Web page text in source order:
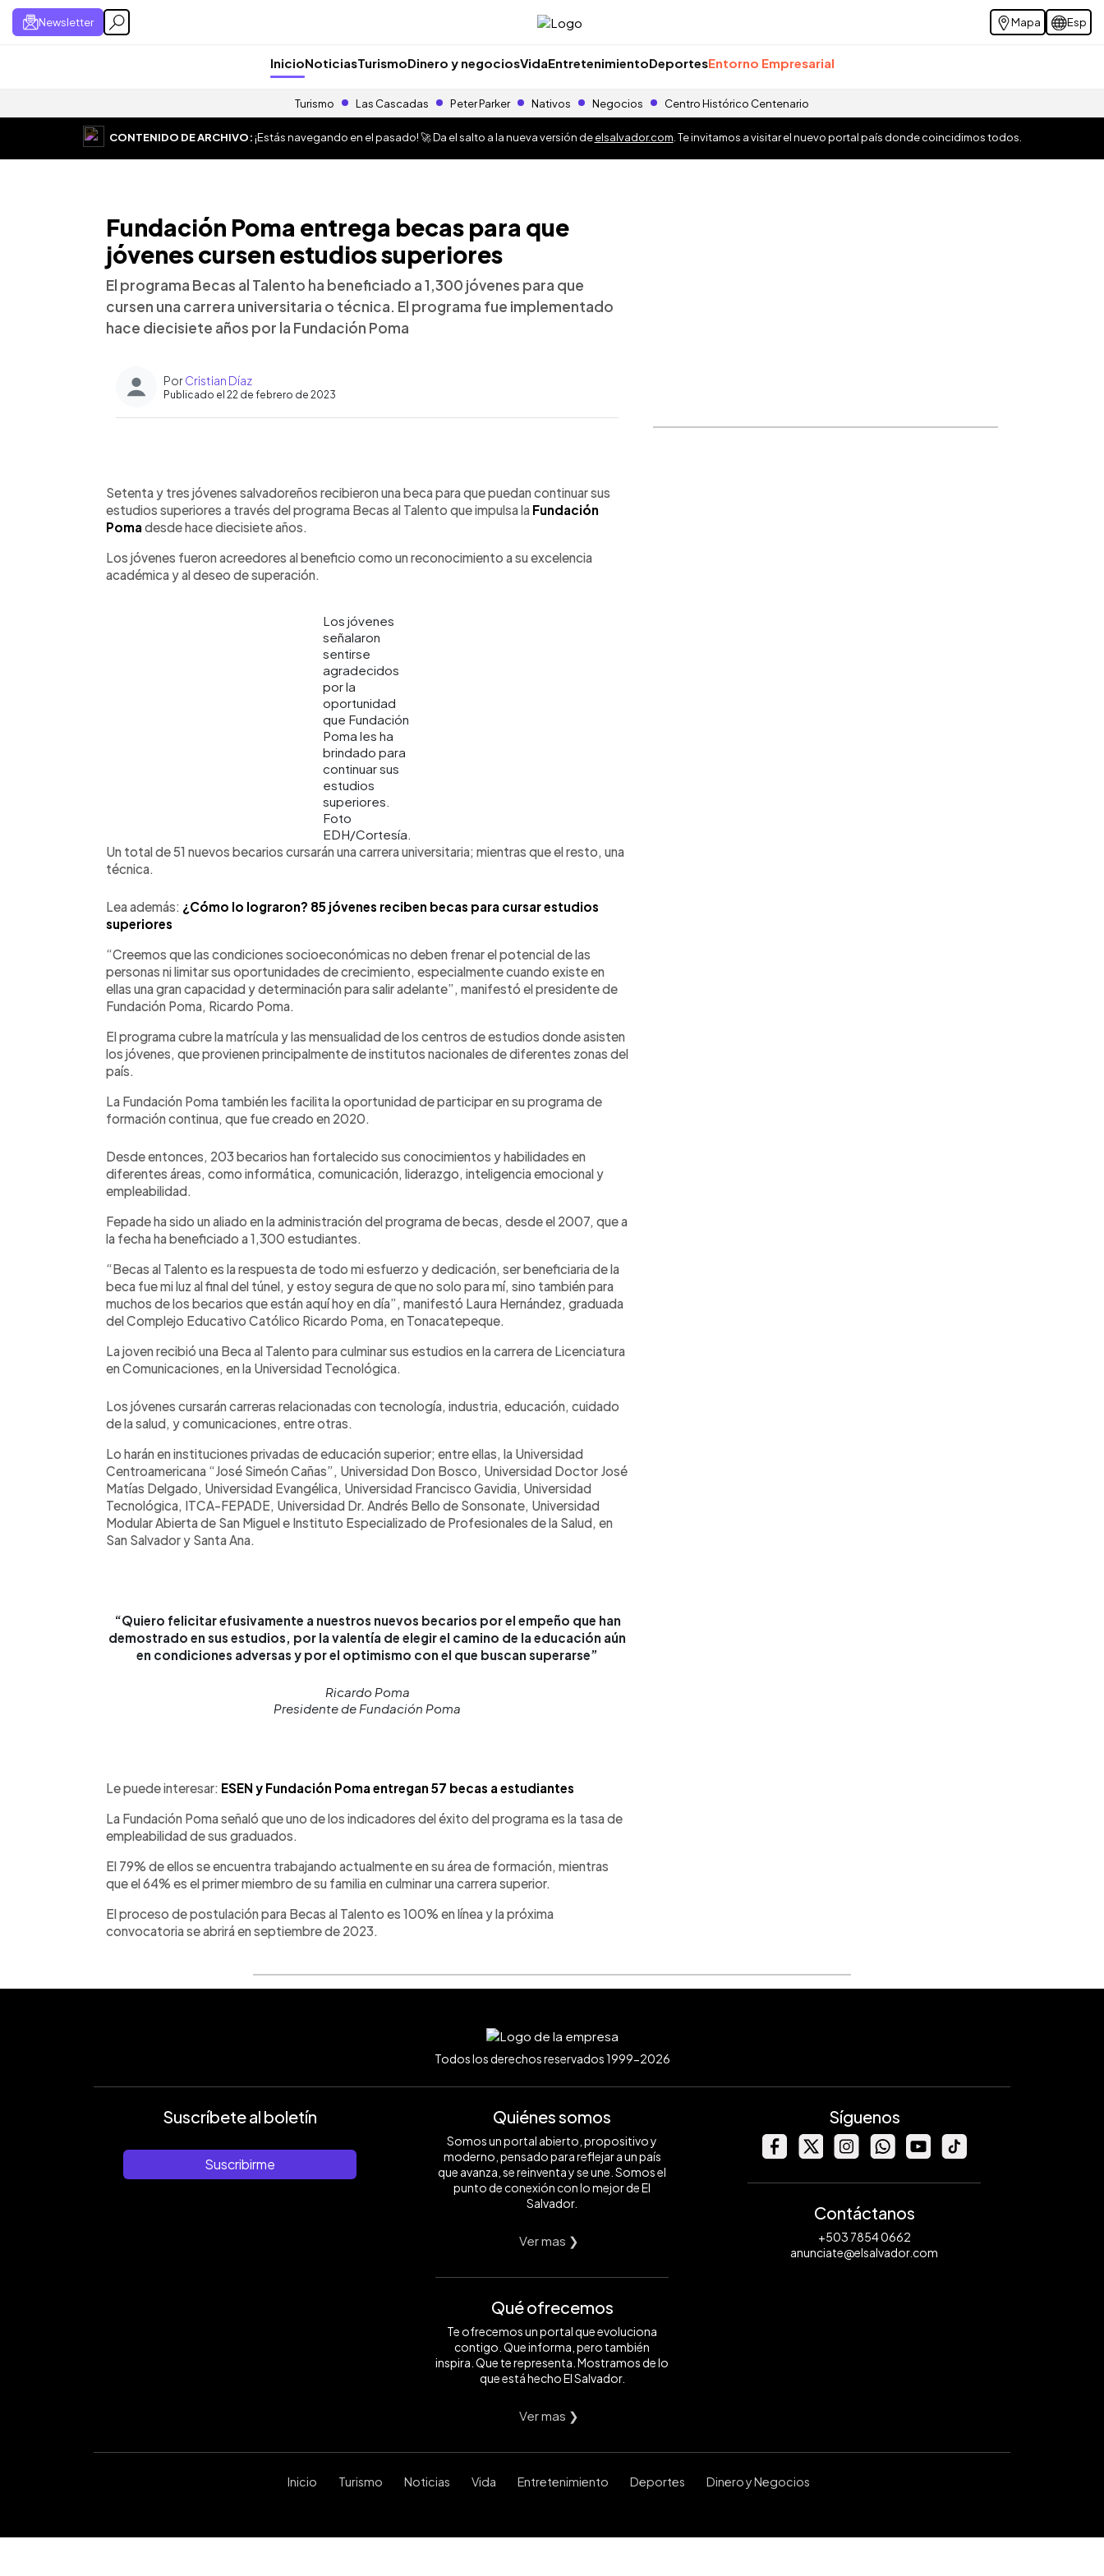
Newsletter Mapa Esp
InicioNoticiasTurismoDinero y negociosVidaEntretenimientoDeportesEntorno Empresarial
Turismo Las Cascadas Peter Parker Nativos Negocios Centro Histórico Centenario
CONTENIDO DE ARCHIVO:¡Estás navegando en el pasado! 🚀 Da el salto a la nueva versión deelsalvador.com . Te invitamos a visitar el nuevo portal país donde coincidimos todos.
Fundación Poma entrega becas para que
jóvenes cursen estudios superiores
El programa Becas al Talento ha beneficiado a 1,300 jóvenes para que
cursen una carrera universitaria o técnica. El programa fue implementado
hace diecisiete años por la Fundación Poma
PorCristian Díaz
Publicado el 22 de febrero de 2023
► Escuchar artículo
Setenta y tres jóvenes salvadoreños recibieron una beca para que puedan continuar sus
estudios superiores a través del programa Becas al Talento que impulsa la Fundación
Poma desde hace diecisiete años.
Los jóvenes fueron acreedores al beneficio como un reconocimiento a su excelencia
académica y al deseo de superación.
Los jóvenes
señalaron
sentirse
agradecidos
por la
oportunidad
que Fundación
Poma les ha
brindado para
continuar sus
estudios
superiores.
Foto
EDH/Cortesía.
Un total de 51 nuevos becarios cursarán una carrera universitaria; mientras que el resto, una
técnica.
Lea además: ¿Cómo lo lograron? 85 jóvenes reciben becas para cursar estudios
superiores
“Creemos que las condiciones socioeconómicas no deben frenar el potencial de las
personas ni limitar sus oportunidades de crecimiento, especialmente cuando existe en
ellas una gran capacidad y determinación para salir adelante”, manifestó el presidente de
Fundación Poma, Ricardo Poma.
El programa cubre la matrícula y las mensualidad de los centros de estudios donde asisten
los jóvenes, que provienen principalmente de institutos nacionales de diferentes zonas del
país.
La Fundación Poma también les facilita la oportunidad de participar en su programa de
formación continua, que fue creado en 2020.
Desde entonces, 203 becarios han fortalecido sus conocimientos y habilidades en
diferentes áreas, como informática, comunicación, liderazgo, inteligencia emocional y
empleabilidad.
Fepade ha sido un aliado en la administración del programa de becas, desde el 2007, que a
la fecha ha beneficiado a 1,300 estudiantes.
“Becas al Talento es la respuesta de todo mi esfuerzo y dedicación, ser beneficiaria de la
beca fue mi luz al final del túnel, y estoy segura de que no solo para mí, sino también para
muchos de los becarios que están aquí hoy en día”, manifestó Laura Hernández, graduada
del Complejo Educativo Católico Ricardo Poma, en Tonacatepeque.
La joven recibió una Beca al Talento para culminar sus estudios en la carrera de Licenciatura
en Comunicaciones, en la Universidad Tecnológica.
Los jóvenes cursarán carreras relacionadas con tecnología, industria, educación, cuidado
de la salud, y comunicaciones, entre otras.
Lo harán en instituciones privadas de educación superior; entre ellas, la Universidad
Centroamericana “José Simeón Cañas”, Universidad Don Bosco, Universidad Doctor José
Matías Delgado, Universidad Evangélica, Universidad Francisco Gavidia, Universidad
Tecnológica, ITCA-FEPADE, Universidad Dr. Andrés Bello de Sonsonate, Universidad
Modular Abierta de San Miguel e Instituto Especializado de Profesionales de la Salud, en
San Salvador y Santa Ana.
“Quiero felicitar efusivamente a nuestros nuevos becarios por el empeño que han
demostrado en sus estudios, por la valentía de elegir el camino de la educación aún
en condiciones adversas y por el optimismo con el que buscan superarse”
Ricardo Poma
Presidente de Fundación Poma
Le puede interesar: ESEN y Fundación Poma entregan 57 becas a estudiantes
La Fundación Poma señaló que uno de los indicadores del éxito del programa es la tasa de
empleabilidad de sus graduados.
El 79% de ellos se encuentra trabajando actualmente en su área de formación, mientras
que el 64% es el primer miembro de su familia en culminar una carrera superior.
El proceso de postulación para Becas al Talento es 100% en línea y la próxima
convocatoria se abrirá en septiembre de 2023.
Todos los derechos reservados 1999-2026
Suscríbete al boletín
Suscribirme
Quiénes somos
Somos un portal abierto, propositivo y
moderno, pensado para reflejar a un país
que avanza, se reinventa y se une. Somos el
punto de conexión con lo mejor de El
Salvador.
Ver mas ❯
Qué ofrecemos
Te ofrecemos un portal que evoluciona
contigo. Que informa, pero también
inspira. Que te representa. Mostramos de lo
que está hecho El Salvador.
Ver mas ❯
Síguenos
Contáctanos
+503 7854 0662
anunciate@elsalvador.com
Inicio Turismo Noticias Vida Entretenimiento Deportes Dinero y Negocios